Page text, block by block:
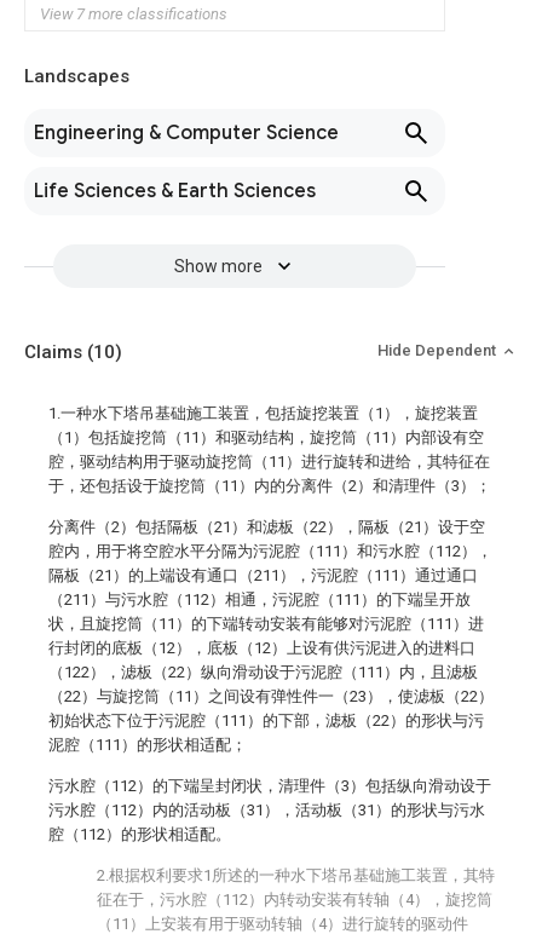
View 7 more classifications
Landscapes
Engineering & Computer Science
Life Sciences & Earth Sciences
Show more
Claims (10) Hide Dependent
1.一种水下塔吊基础施工装置，包括旋挖装置（1），旋挖装置
（1）包括旋挖筒（11）和驱动结构，旋挖筒（11）内部设有空
腔，驱动结构用于驱动旋挖筒（11）进行旋转和进给，其特征在
于，还包括设于旋挖筒（11）内的分离件（2）和清理件（3）；
分离件（2）包括隔板（21）和滤板（22），隔板（21）设于空
腔内，用于将空腔水平分隔为污泥腔（111）和污水腔（112），
隔板（21）的上端设有通口（211），污泥腔（111）通过通口
（211）与污水腔（112）相通，污泥腔（111）的下端呈开放
状，且旋挖筒（11）的下端转动安装有能够对污泥腔（111）进
行封闭的底板（12），底板（12）上设有供污泥进入的进料口
（122），滤板（22）纵向滑动设于污泥腔（111）内，且滤板
（22）与旋挖筒（11）之间设有弹性件一（23），使滤板（22）
初始状态下位于污泥腔（111）的下部，滤板（22）的形状与污
泥腔（111）的形状相适配；
污水腔（112）的下端呈封闭状，清理件（3）包括纵向滑动设于
污水腔（112）内的活动板（31），活动板（31）的形状与污水
腔（112）的形状相适配。
2.根据权利要求1所述的一种水下塔吊基础施工装置，其特
征在于，污水腔（112）内转动安装有转轴（4），旋挖筒
（11）上安装有用于驱动转轴（4）进行旋转的驱动件